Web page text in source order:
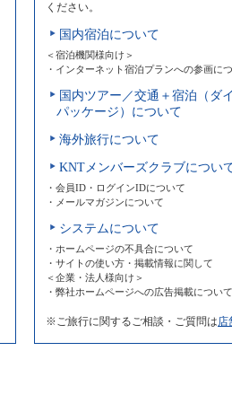
ください。
国内宿泊について
＜宿泊機関様向け＞
・インターネット宿泊プランへの参画に
国内ツアー／交通＋宿泊（ダ
パッケージ）について
海外旅行について
KNTメンバーズクラブについ
・会員ID・ログインIDについて
・メールマガジンについて
システムについて
・ホームページの不具合について
・サイトの使い方・掲載情報に関して
＜企業・法人様向け＞
・弊社ホームページへの広告掲載について
※ご旅行に関するご相談・ご質問は店